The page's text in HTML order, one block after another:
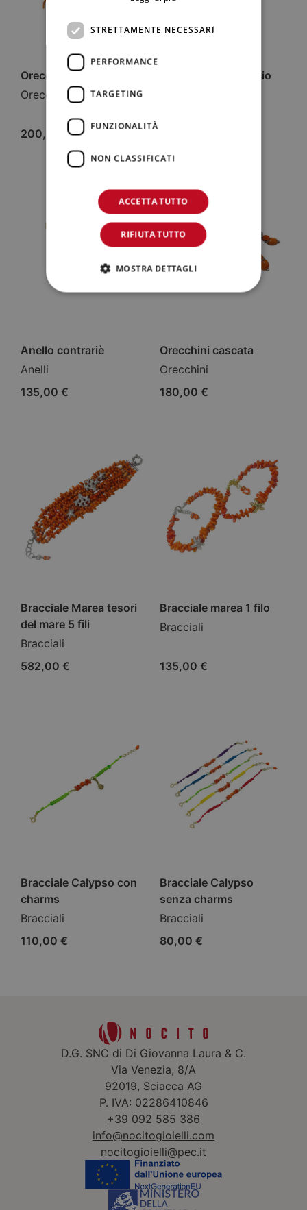
Orecchini
Orecchini frange
200,00 €
Orecchini cavalluccio
Anelli
Anello contrariè
135,00€
Orecchini
Orecchini cascata
180,00 €
Bracciali
Bracciale Marea tesori
del mare 5 fili
582,00€
Bracciali
Bracciale marea 1 filo
135,00 €
Bracciali
Bracciale Calypso con
charms
110,00€
Bracciali
Bracciale Calypso
senza charms
80,00 €
D.G. SNC di Di Giovanna Laura & C.
Via Venezia, 8/A
92019, Sciacca AG
P. IVA: 02286410846
+39 092 585 386
info@nocitogioielli.com
nocitogioielli@pec.it
STRETTAMENTE NECESSARI
PERFORMANCE
TARGETING
FUNZIONALITÀ
NON CLASSIFICATI
ACCETTA TUTTO
RIFIUTA TUTTO
MOSTRA DETTAGLI